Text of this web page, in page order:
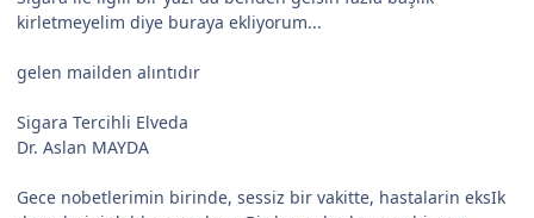
kirletmeyelim diye buraya ekliyorum...
gelen mailden alıntıdır
Sigara Tercihli Elveda
Dr. Aslan MAYDA
Gece nobetlerimin birinde, sessiz bir vakitte, hastalarin eksIk